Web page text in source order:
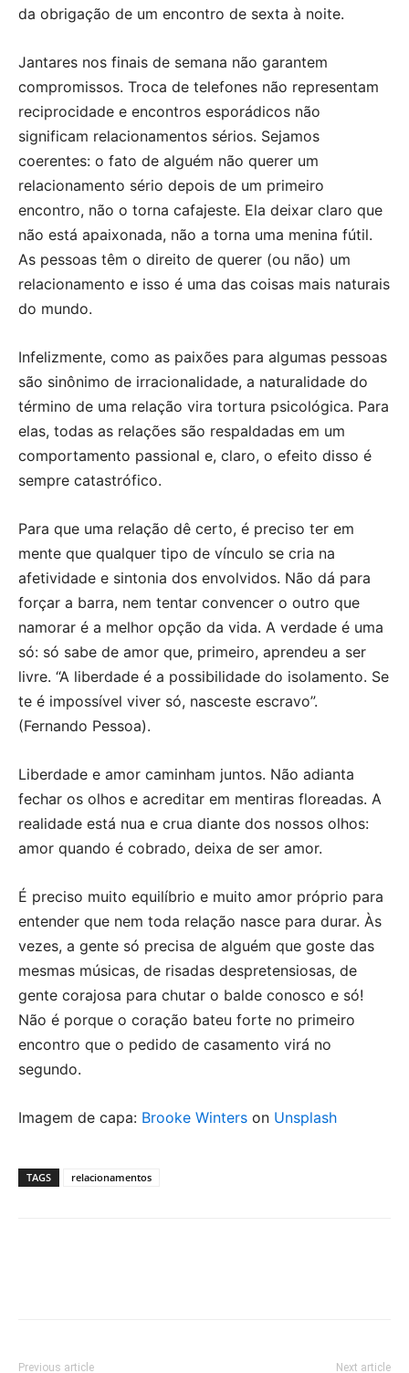
da obrigação de um encontro de sexta à noite.
Jantares nos finais de semana não garantem
compromissos. Troca de telefones não representam
reciprocidade e encontros esporádicos não
significam relacionamentos sérios. Sejamos
coerentes: o fato de alguém não querer um
relacionamento sério depois de um primeiro
encontro, não o torna cafajeste. Ela deixar claro que
não está apaixonada, não a torna uma menina fútil.
As pessoas têm o direito de querer (ou não) um
relacionamento e isso é uma das coisas mais naturais
do mundo.
Infelizmente, como as paixões para algumas pessoas
são sinônimo de irracionalidade, a naturalidade do
término de uma relação vira tortura psicológica. Para
elas, todas as relações são respaldadas em um
comportamento passional e, claro, o efeito disso é
sempre catastrófico.
Para que uma relação dê certo, é preciso ter em
mente que qualquer tipo de vínculo se cria na
afetividade e sintonia dos envolvidos. Não dá para
forçar a barra, nem tentar convencer o outro que
namorar é a melhor opção da vida. A verdade é uma
só: só sabe de amor que, primeiro, aprendeu a ser
livre. “A liberdade é a possibilidade do isolamento. Se
te é impossível viver só, nasceste escravo”.
(Fernando Pessoa).
Liberdade e amor caminham juntos. Não adianta
fechar os olhos e acreditar em mentiras floreadas. A
realidade está nua e crua diante dos nossos olhos:
amor quando é cobrado, deixa de ser amor.
É preciso muito equilíbrio e muito amor próprio para
entender que nem toda relação nasce para durar. Às
vezes, a gente só precisa de alguém que goste das
mesmas músicas, de risadas despretensiosas, de
gente corajosa para chutar o balde conosco e só!
Não é porque o coração bateu forte no primeiro
encontro que o pedido de casamento virá no
segundo.
Imagem de capa: Brooke Winters on Unsplash
TAGS relacionamentos
Previous article Next article